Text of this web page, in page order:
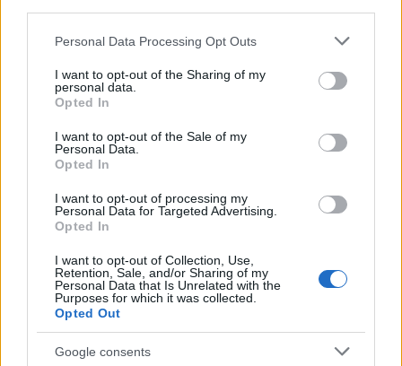
Please note that this website/app uses one or more Google
not limited to your visit or usage behaviour. You may click to
grant or deny consent to Google and its third-party tags to
use your data for below specified purposes in below Google
consent section.
Personal Data Processing Opt Outs
I want to opt-out of the Sharing of my
personal data.
Opted In
I want to opt-out of the Sale of my
Personal Data.
Opted In
I want to opt-out of processing my
Personal Data for Targeted Advertising.
Opted In
I want to opt-out of Collection, Use,
Retention, Sale, and/or Sharing of my
Personal Data that Is Unrelated with the
Purposes for which it was collected.
Opted Out
Google consents
pont Janne Teller fogalmazza meg a
legpontosabban.
,,Azért sírtunk, mert
elvesztettünk valamit, és kaptunk
elveszíteni és kapni valamit,
tudtuk, mit vesztettünk el, de még
nem tudtuk szavakba önteni, mi az,
amit kaptunk.”